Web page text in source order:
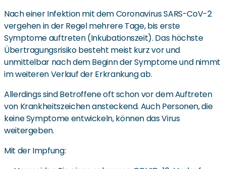
Nach einer Infektion mit dem Coronavirus SARS-CoV-2
vergehen in der Regel mehrere Tage, bis erste
Symptome auftreten (Inkubationszeit). Das höchste
Übertragungsrisiko besteht meist kurz vor und
unmittelbar nach dem Beginn der Symptome und nimmt
im weiteren Verlauf der Erkrankung ab.
Allerdings sind Betroffene oft schon vor dem Auftreten
von Krankheitszeichen ansteckend. Auch Personen, die
keine Symptome entwickeln, können das Virus
weitergeben.
Mit der Impfung: